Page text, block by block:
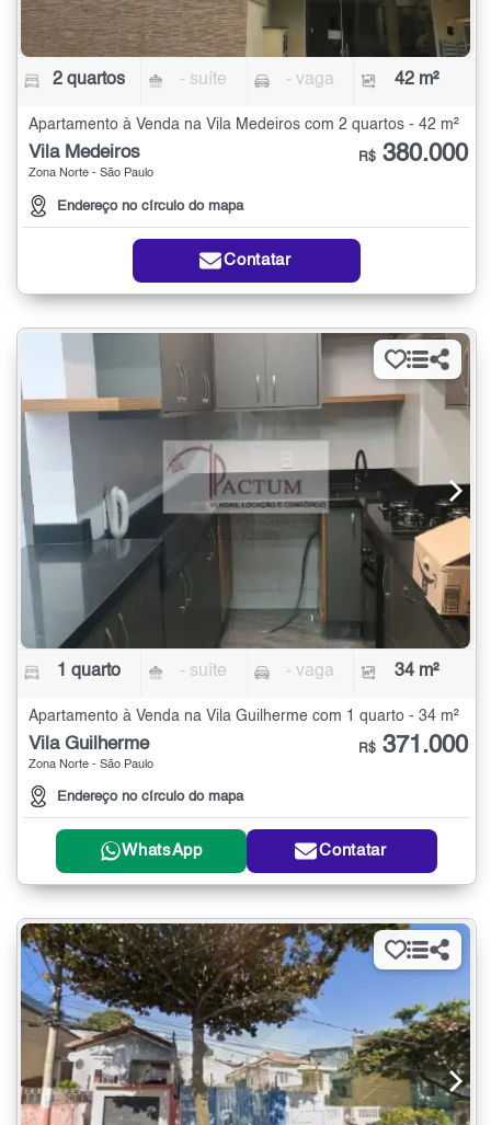
2 quartos - suíte - vaga 42 m²
Apartamento à Venda na Vila Medeiros com 2 quartos - 42 m²
Vila Medeiros
Zona Norte - São Paulo
Endereço no círculo do mapa
R$ 380.000
Contatar
1 quarto - suíte - vaga 34 m²
Apartamento à Venda na Vila Guilherme com 1 quarto - 34 m²
Vila Guilherme
Zona Norte - São Paulo
Endereço no círculo do mapa
R$ 371.000
WhatsApp Contatar